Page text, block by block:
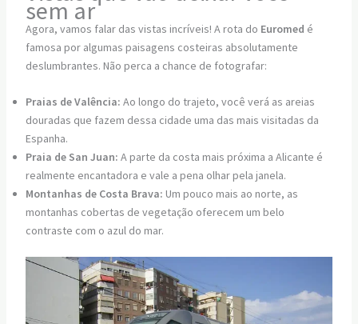
sem ar
Agora, vamos falar das vistas incríveis! A rota do Euromed é
famosa por algumas paisagens costeiras absolutamente
deslumbrantes. Não perca a chance de fotografar:
Praias de Valência: Ao longo do trajeto, você verá as areias
douradas que fazem dessa cidade uma das mais visitadas da
Espanha.
Praia de San Juan: A parte da costa mais próxima a Alicante é
realmente encantadora e vale a pena olhar pela janela.
Montanhas de Costa Brava: Um pouco mais ao norte, as
montanhas cobertas de vegetação oferecem um belo
contraste com o azul do mar.